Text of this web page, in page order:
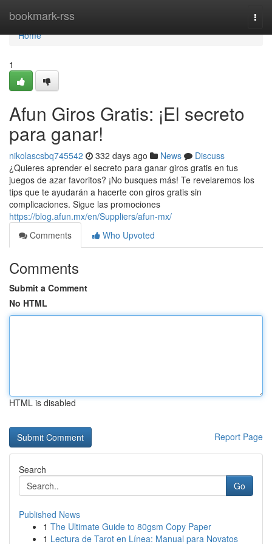
bookmark-rss
Home
Home
1
Afun Giros Gratis: ¡El secreto
para ganar!
nikolascsbq745542 332 days ago News
Discuss
¿Quieres aprender el secreto para ganar giros gratis en tus
juegos de azar favoritos? ¡No busques más! Te revelaremos los
tips que te ayudarán a hacerte con giros gratis sin
complicaciones. Sigue las promociones
https://blog.afun.mx/en/Suppliers/afun-mx/
Comments
Who Upvoted
Comments
Submit a Comment
No HTML
HTML is disabled
Report Page
Search
Go
Published News
1 The Ultimate Guide to 80gsm Copy Paper
1 Lectura de Tarot en Línea: Manual para Novatos